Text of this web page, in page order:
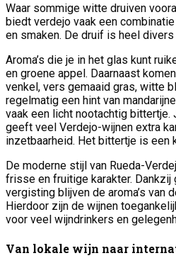
Waar sommige witte druiven
biedt verdejo vaak een
en smaken. De druif is heel divers
Aroma’s die je in het glas kunt
en groene appel. Daarnaast
venkel, vers gemaaid gras, witte
regelmatig een hint van
vaak een licht nootachtig
geeft veel Verdejo-wijnen extra
inzetbaarheid. Het bittertje is een
De moderne stijl van Rueda-
frisse en fruitige karakter.
vergisting blijven de aroma’s van
Hierdoor zijn de wijnen
voor veel wijndrinkers en
Van lokale wijn naar